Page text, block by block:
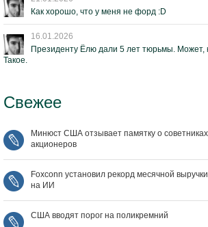
Как хорошо, что у меня не форд :D
16.01.2026
Президенту Ёлю дали 5 лет тюрьмы. Может,
Такое.
Свежее
Минюст США отзывает памятку о
акционеров
Foxconn установил рекорд месячной
на ИИ
США вводят порог на поликремний